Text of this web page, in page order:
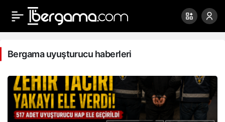
Bergama
uyuşturucu
haberleri
Haberleri
Bergama uyuşturucu haberleri